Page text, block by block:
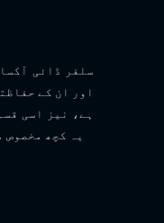
‌سلفر ڈائی
اور ان کے
ہے، نیز اسی
یہ کچھ